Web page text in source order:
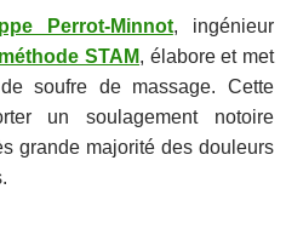
Perrot-Minnot, ingénieur
méthode STAM, élabore et met
soufre de massage. Cette
un soulagement notoire
grande majorité des douleurs